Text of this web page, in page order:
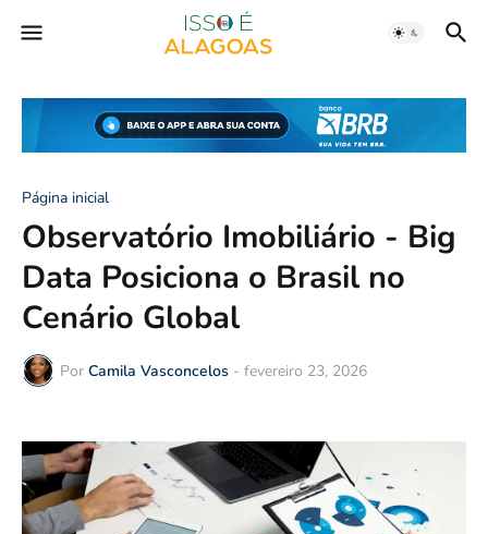
Página inicial
Observatório Imobiliário - Big
Data Posiciona o Brasil no
Cenário Global
Por Camila Vasconcelos - fevereiro 23, 2026